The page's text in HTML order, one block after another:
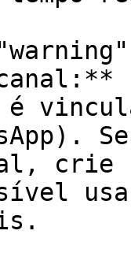
crie